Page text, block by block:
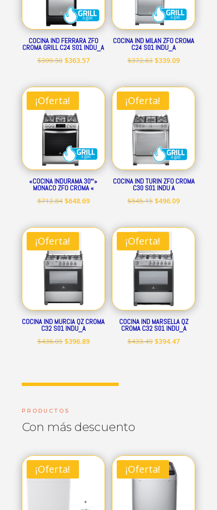
COCINA IND FERRARA ZFO
CROMA GRILL C24 S01 INDU_A
$399.50 El
original
era:
$399.50.
$363.57El
actual
COCINA IND MILAN ZFO CROMA
C24 S01 INDU_A
$372.63 El
original
era:
$372.63.
$339.09El
actual
¡Oferta!
«COCINA INDURAMA 30″»
MONACO ZFO CROMA «
$712.84 El
original
era:
$712.84.
$648.69El
actual
¡Oferta!
COCINA IND TURIN ZFO CROMA
C30 S01 INDU A
$545.15 El
original
era:
$545.15.
$496.09El
actual
¡Oferta!
COCINA IND MURCIA QZ CROMA
C32 S01 INDU_A
$436.05 El
$396.89El
¡Oferta!
COCINA IND MARSELLA QZ
CROMA C32 S01 INDU_A
$433.49 El
$394.47El
PRODUCTOS
Con más descuento
¡Oferta! ¡Oferta!